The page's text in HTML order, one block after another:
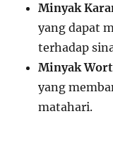
Minyak
yang dapat
terhadap
Minyak
yang
matahari.